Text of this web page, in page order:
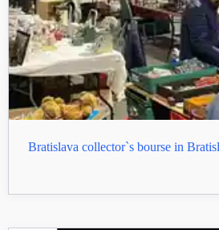
Bratislava collector`s bourse in